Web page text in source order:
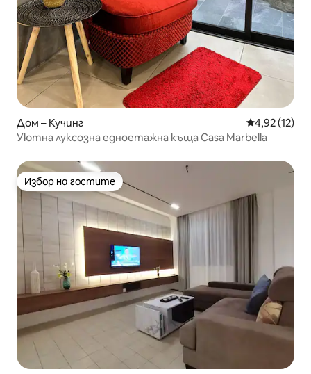
Дом – Кучинг Средна
4,92 (12)
Уютна луксозна едноетажна къща Casa Marbella
Избор на гостите
Избор на гостите